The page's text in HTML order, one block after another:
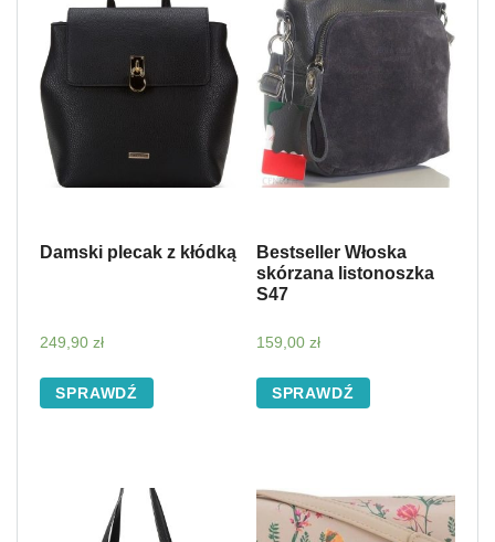
Damski plecak z kłódką
249,90 zł
SPRAWDŹ
Bestseller Włoska
skórzana listonoszka
S47
159,00 zł
SPRAWDŹ